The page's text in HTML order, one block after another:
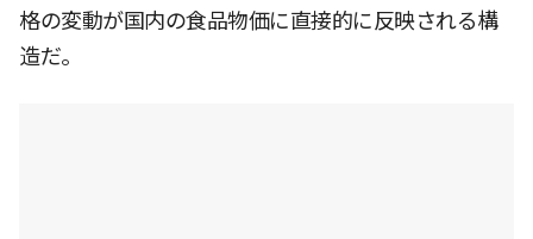
格の変動が国内の食品物価に直接的に反映される構
造だ。